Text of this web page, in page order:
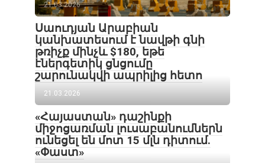
21.03.2026
Սաուդյան Արաբիան
կանխատեսում է նավթի գնի
թռիչք մինչև $180, եթե
էներգետիկ ցնցումը
շարունակվի ապրիլից հետո
21.03.2026
«Հայաստան» դաշինքի
միջոցառման լուսաբանումներն
ունեցել են մոտ 15 մլն դիտում.
«Փաստ»